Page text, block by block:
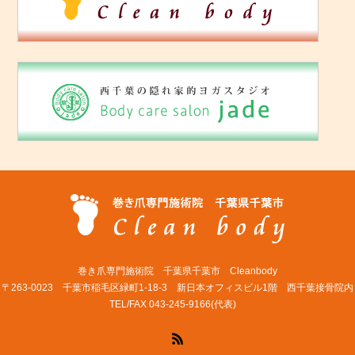
巻き爪専門施術院 千葉県千葉市 Cleanbody
〒263-0023 千葉市稲毛区緑町1-18-3 新日本オフィスビル1階 西千葉接骨院内
TEL/FAX 043-245-9166(代表)